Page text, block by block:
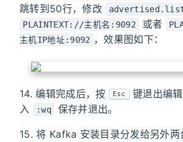
跳转到50行，修改
PLAINTEXT://主机名:9092 或者
主机IP地址:9092 ，效果图如下：
14. 编辑完成后，按 Esc
键退出编
入
:wq 保存并退出。
15. 将 Kafka 安装目录分发给另外两